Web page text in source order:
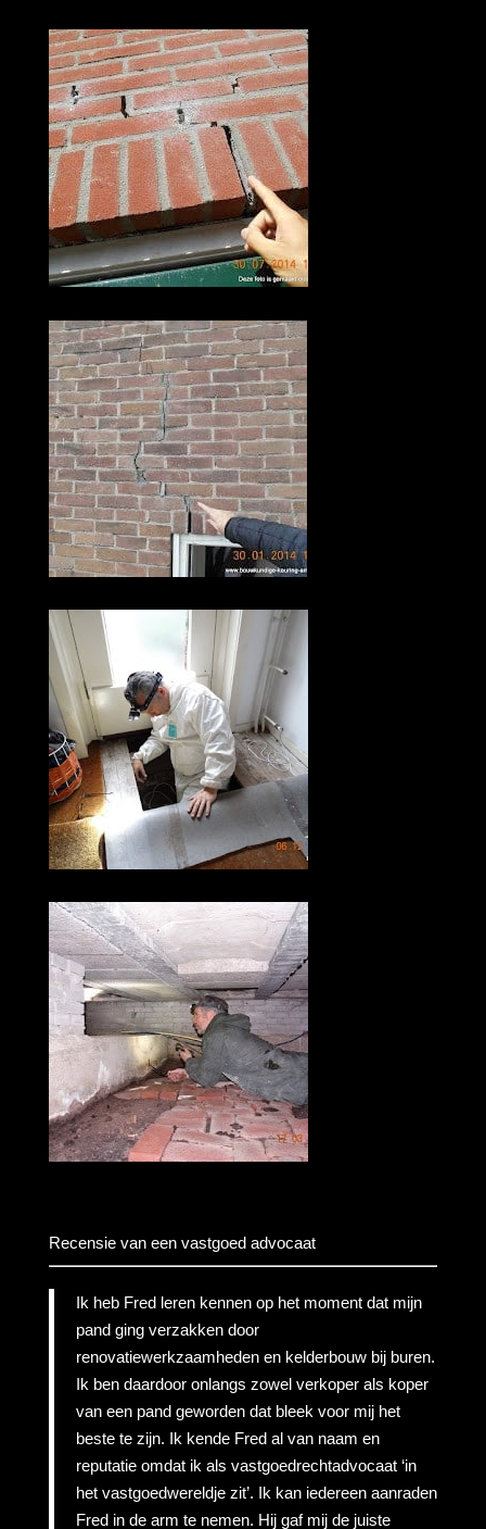
Recensie van een vastgoed advocaat
Ik heb Fred leren kennen op het moment dat mijn
pand ging verzakken door
renovatiewerkzaamheden en kelderbouw bij buren.
Ik ben daardoor onlangs zowel verkoper als koper
van een pand geworden dat bleek voor mij het
beste te zijn. Ik kende Fred al van naam en
reputatie omdat ik als vastgoedrechtadvocaat ‘in
het vastgoedwereldje zit’. Ik kan iedereen aanraden
Fred in de arm te nemen. Hij gaf mij de juiste